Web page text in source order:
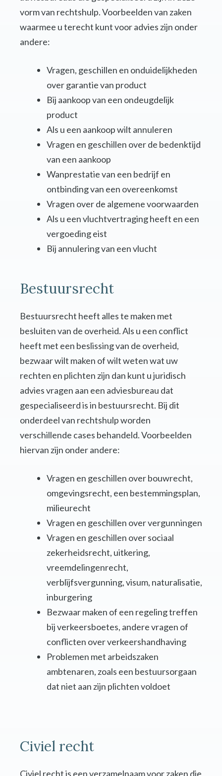
vorm van rechtshulp. Voorbeelden van zaken
waarmee u terecht kunt voor advies zijn onder
andere:
Vragen, geschillen en onduidelijkheden
over garantie van product
Bij aankoop van een ondeugdelijk
product
Als u een aankoop wilt annuleren
Vragen en geschillen over de bedenktijd
van een aankoop
Wanprestatie van een bedrijf en
ontbinding van een overeenkomst
Vragen over de algemene voorwaarden
Als u een vluchtvertraging heeft en een
vergoeding eist
Bij annulering van een vlucht
Bestuursrecht
Bestuursrecht heeft alles te maken met
besluiten van de overheid. Als u een conflict
heeft met een beslissing van de overheid,
bezwaar wilt maken of wilt weten wat uw
rechten en plichten zijn dan kunt u juridisch
advies vragen aan een adviesbureau dat
gespecialiseerd is in bestuursrecht. Bij dit
onderdeel van rechtshulp worden
verschillende cases behandeld. Voorbeelden
hiervan zijn onder andere:
Vragen en geschillen over bouwrecht,
omgevingsrecht, een bestemmingsplan,
milieurecht
Vragen en geschillen over vergunningen
Vragen en geschillen over sociaal
zekerheidsrecht, uitkering,
vreemdelingenrecht,
verblijfsvergunning, visum, naturalisatie,
inburgering
Bezwaar maken of een regeling treffen
bij verkeersboetes, andere vragen of
conflicten over verkeershandhaving
Problemen met arbeidszaken
ambtenaren, zoals een bestuursorgaan
dat niet aan zijn plichten voldoet
Civiel recht
Civiel recht is een verzamelnaam voor zaken die